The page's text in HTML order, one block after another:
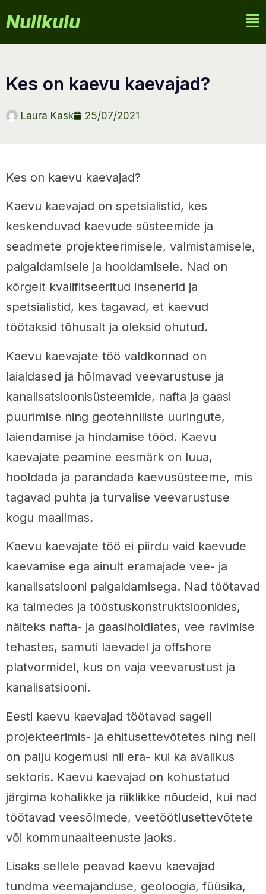
Nullkulu
kes on kaevu kaevajad?
Laura Kask 25/07/2021
Kes on kaevu kaevajad?
Kaevu kaevajad on spetsialistid, kes
keskenduvad kaevude süsteemide ja
seadmete projekteerimisele, valmistamisele,
paigaldamisele ja hooldamisele. Nad on
kõrgelt kvalifitseeritud insenerid ja
spetsialistid, kes tagavad, et kaevud
töötaksid tõhusalt ja oleksid ohutud.
Kaevu kaevajate töö valdkonnad on
laialdased ja hõlmavad veevarustuse ja
kanalisatsioonisüsteemide, nafta ja gaasi
puurimise ning geotehniliste uuringute,
laiendamise ja hindamise tööd. Kaevu
kaevajate peamine eesmärk on luua,
hooldada ja parandada kaevusüsteeme, mis
tagavad puhta ja turvalise veevarustuse
kogu maailmas.
Kaevu kaevajate töö ei piirdu vaid kaevude
kaevamise ega ainult eramajade vee- ja
kanalisatsiooni paigaldamisega. Nad töötavad
ka taimedes ja tööstuskonstruktsioonides,
näiteks nafta- ja gaasihoidlates, vee ravimise
tehastes, samuti laevadel ja offshore
platvormidel, kus on vaja veevarustust ja
kanalisatsiooni.
Eesti kaevu kaevajad töötavad sageli
projekteerimis- ja ehitusettevõtetes ning neil
on palju kogemusi nii era- kui ka avalikus
sektoris. Kaevu kaevajad on kohustatud
järgima kohalikke ja riiklikke nõudeid, kui nad
töötavad veesõlmede, veetöötlusettevõtete
või kommunaalteenuste jaoks.
Lisaks sellele peavad kaevu kaevajad
tundma veemajanduse, geoloogia, füüsika,